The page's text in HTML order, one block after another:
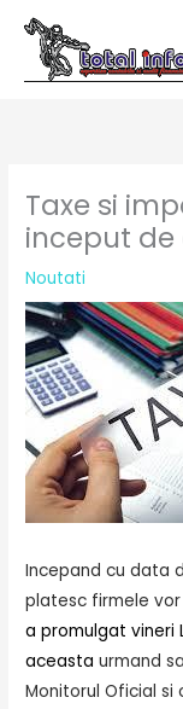
Skip
content
Taxe si
inceput de
Noutati
Incepand cu data
platesc firmele
a promulgat vineri
aceasta urmand
Monitorul Oficial si